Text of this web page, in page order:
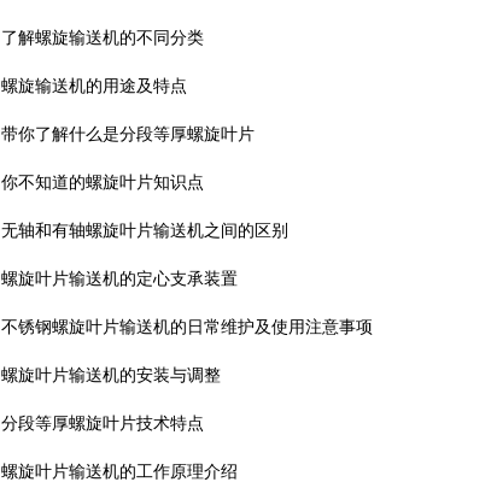
了解螺旋输送机的不同分类
螺旋输送机的用途及特点
带你了解什么是分段等厚螺旋叶片
你不知道的螺旋叶片知识点
无轴和有轴螺旋叶片输送机之间的区别
螺旋叶片输送机的定心支承装置
不锈钢螺旋叶片输送机的日常维护及使用注意事项
螺旋叶片输送机的安装与调整
分段等厚螺旋叶片技术特点
螺旋叶片输送机的工作原理介绍